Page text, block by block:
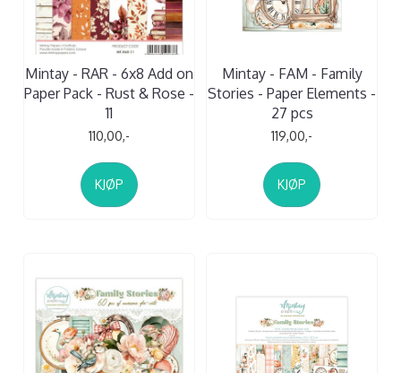
Mintay - RAR - 6x8 Add on
Paper Pack - Rust & Rose -
11
110,00,-
KJØP
Mintay - FAM - Family
Stories - Paper Elements -
27 pcs
119,00,-
KJØP